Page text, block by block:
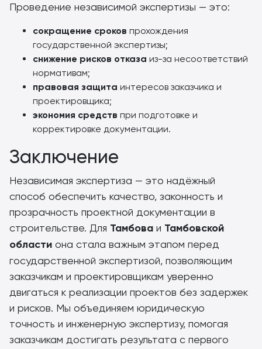
Проведение независимой экспертизы — это:
сокращение сроков прохождения
государственной экспертизы;
снижение рисков отказа из-за несоответствий
нормативам;
правовая защита интересов заказчика и
проектировщика;
экономия средств при подготовке и
корректировке документации.
Заключение
Независимая экспертиза — это надёжный
способ обеспечить качество, законность и
прозрачность проектной документации в
строительстве. Для Тамбова и Тамбовской
области она стала важным этапом перед
государственной экспертизой, позволяющим
заказчикам и проектировщикам уверенно
двигаться к реализации проектов без задержек
и рисков. Мы объединяем юридическую
точность и инженерную экспертизу, помогая
заказчикам достигать результата с первого